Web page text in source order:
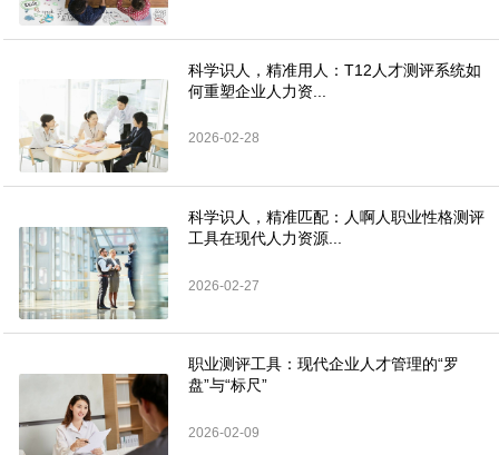
科学识人，精准用人：T12人才测评系统如
何重塑企业人力资...
2026-02-28
科学识人，精准匹配：人啊人职业性格测评
工具在现代人力资源...
2026-02-27
职业测评工具：现代企业人才管理的“罗
盘”与“标尺”
2026-02-09